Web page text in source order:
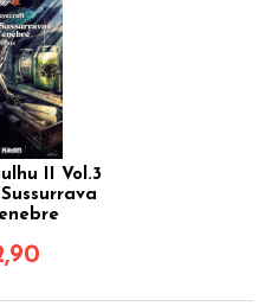
II Vol.3